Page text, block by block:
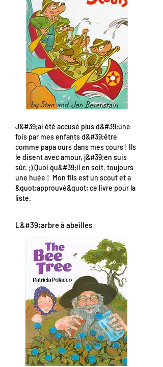
J&#39;ai été accusé plus d&#39;une
fois par mes enfants d&#39;être
comme papa ours dans mes cours ! Ils
le disent avec amour, j&#39;en suis
sûr. ;) Quoi qu&#39;il en soit, toujours
une huée ! Mon fils est un scout et a
&quot;approuvé&quot; ce livre pour la
liste.
L&#39;arbre à abeilles